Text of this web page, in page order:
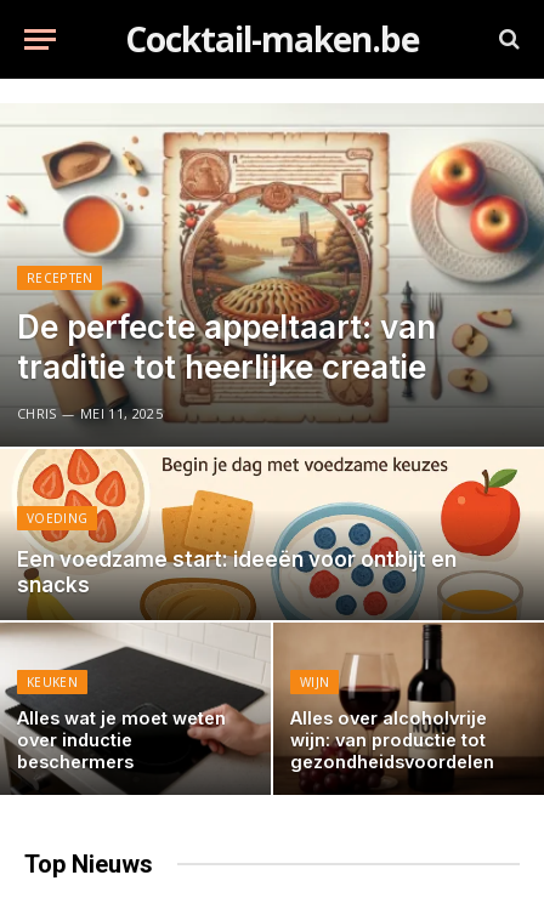
Cocktail-maken.be
RECEPTEN
De perfecte appeltaart: van
traditie tot heerlijke creatie
CHRIS MEI 11, 2025
VOEDING
Een voedzame start: ideeën voor ontbijt en
snacks
KEUKEN
Alles wat je moet weten
over inductie
beschermers
WIJN
Alles over alcoholvrije
wijn: van productie tot
gezondheidsvoordelen
Top Nieuws